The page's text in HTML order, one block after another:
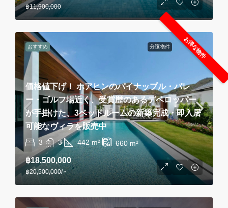
฿11,900,000
おすすめ 分譲物件 お得な物件
価格値下げ！ ホアヒンのパイナップル・バレ
ー・ゴルフ場近く、受賞歴のあるデベロッパー
が手掛けた、3ベッドルームの新築完成・即入居
可能なヴィラを販売中
3 3 442 m² 660 m²
฿18,500,000
฿20,500,000/~